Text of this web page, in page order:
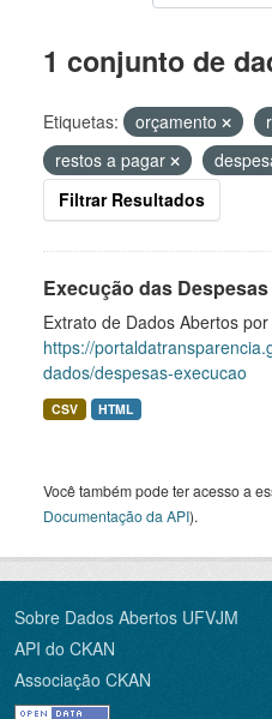
1 conjunto de
Etiquetas: orçamento
restos a pagar
Filtrar Resultados
Execução das
Extrato de Dados Abertos
https://
dados/despesas-execucao
CSV HTML
Você também pode ter acesso a
Documentação da API).
Sobre Dados Abertos UFVJM
API do CKAN
Associação CKAN